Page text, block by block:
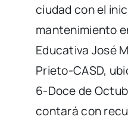
ciudad con el
mantenimiento
Educativa José
Prieto-CASD,
6-Doce de
contará con